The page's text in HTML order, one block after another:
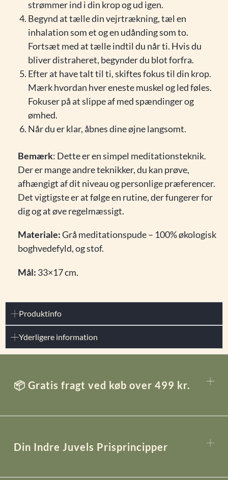
strømmer ind i din krop og ud igen.
Begynd at tælle din vejrtrækning, tæl en
inhalation som et og en udånding som to.
Fortsæt med at tælle indtil du når ti. Hvis du
bliver distraheret, begynder du blot forfra.
Efter at have talt til ti, skiftes fokus til din krop.
Mærk hvordan hver eneste muskel og led føles.
Fokuser på at slippe af med spændinger og
ømhed.
Når du er klar, åbnes dine øjne langsomt.
Bemærk: Dette er en simpel meditationsteknik.
Der er mange andre teknikker, du kan prøve,
afhængigt af dit niveau og personlige præferencer.
Det vigtigste er at følge en rutine, der fungerer for
dig og at øve regelmæssigt.
Materiale:Grå meditationspude – 100% økologisk
boghvedefyld, og stof.
Mål: 33×17 cm.
Produktinfo
Yderligere information
📦 Gratis fragt ved køb over 499 kr.
Din Indre Juvels Prisprincipper